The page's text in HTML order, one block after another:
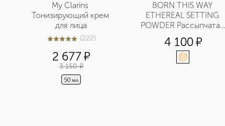
My Clarins
Тонизирующий крем
для лица
5из 5222 (222)
2 677¤
3 150 ¤
50 мл
BORN THIS WAY
ETHEREAL SETTING
POWDER Рассыпчатая
фиксирующая пудра
для лица
4 100¤